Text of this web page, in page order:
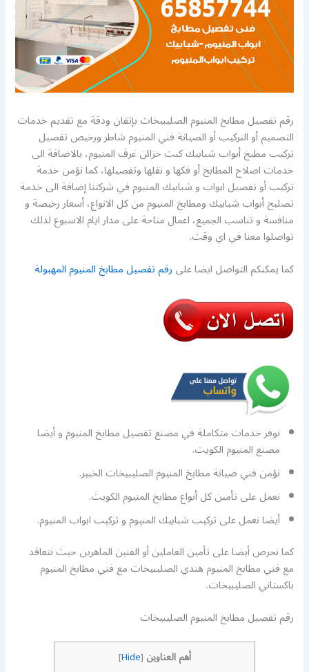
رقم تفصيل مطابخ المنيوم الصليبيخات بإتقان ودقة مع تقديم خدمات
التصميم أو التركيب أو الصيانة فني المنيوم شاطر ورخيص تفصيل
تركيب مطبخ أبواب شبابيك كبت خزائن غرف المنيوم، بالاضافة الى
خدمات اصلاح المطابخ أو فكها و نقلها وتفصيلها، كما نؤمن خدمة
تركيب أو تفصيل ابواب و شبابيك المنيوم في شركتنا إضافة الى خدمة
تصليح أبواب شبابيك ومطابخ المنيوم من كل الانواع، أسعار رخيصة و
منافسة و تناسب الجميع، اعمال متاحة على مدار ايام الاسبوع لذلك
تواصلوا معنا في اي وقت.
كما يمكنكم التواصل ايضا علىرقم تفصيل مطابخ المنيوم المهبولة
نوفر خدمات متكاملة في مصنع تفصيل مطابخ المنيوم و أيضا
مصنع المنيوم الكويت.
نؤمن فني صيانة مطابخ المنيوم الصليبيخات الخبير.
نعمل على تأمين كل أنواع مطابخ المنيوم الكويت.
أيضا نعمل على تركيب شبابيك المنيوم و تركيب ابواب المنيوم.
كما نحرص أيضا على تأمين العاملين أو الفنين الماهرين حيث نتعاقد
مع فني مطابخ المنيوم هندي الصليبيخات مع فني مطابخ المنيوم
باكستاني الصليبيخات.
رقم تفصيل مطابخ المنيوم الصليبيخات
أهم العناوين [
Hide
]